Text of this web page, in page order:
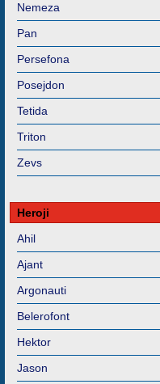
Nemeza
Pan
Persefona
Posejdon
Tetida
Triton
Zevs
Heroji
Ahil
Ajant
Argonauti
Belerofont
Hektor
Jason